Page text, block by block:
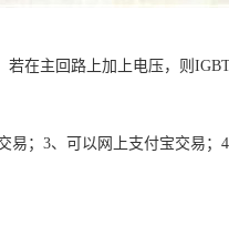
在主回路上加上电压，则
；3、可以网上支付宝交易；